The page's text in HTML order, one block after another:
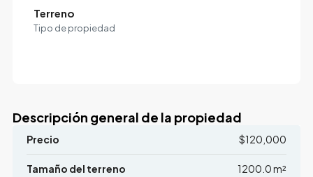
Terreno
Tipo de propiedad
Descripción general de la propiedad
Precio $120,000
Tamaño del terreno 1200.0 m²